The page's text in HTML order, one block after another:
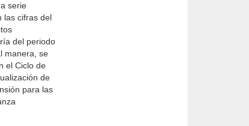
serie
las cifras del
del periodo
manera, se
el Ciclo de
de
para las